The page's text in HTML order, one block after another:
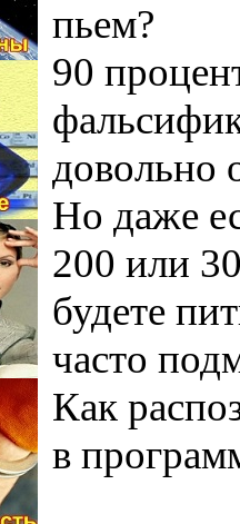
пьем?
90
довольно
Но даже
200 или
будете
часто
Как
в